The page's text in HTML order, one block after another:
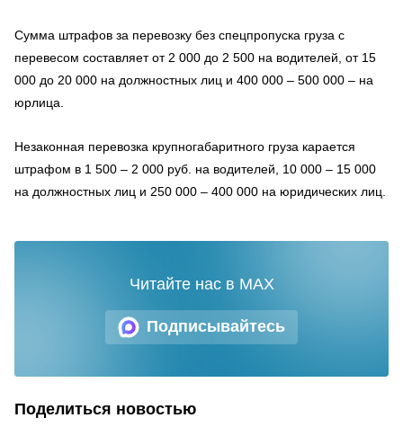
Сумма штрафов за перевозку без спецпропуска груза с
перевесом составляет от 2 000 до 2 500 на водителей, от 15
000 до 20 000 на должностных лиц и 400 000 – 500 000 – на
юрлица.
Незаконная перевозка крупногабаритного груза карается
штрафом в 1 500 – 2 000 руб. на водителей, 10 000 – 15 000
на должностных лиц и 250 000 – 400 000 на юридических лиц.
Подписывайтесь
Читайте нас в MAX
Поделиться новостью